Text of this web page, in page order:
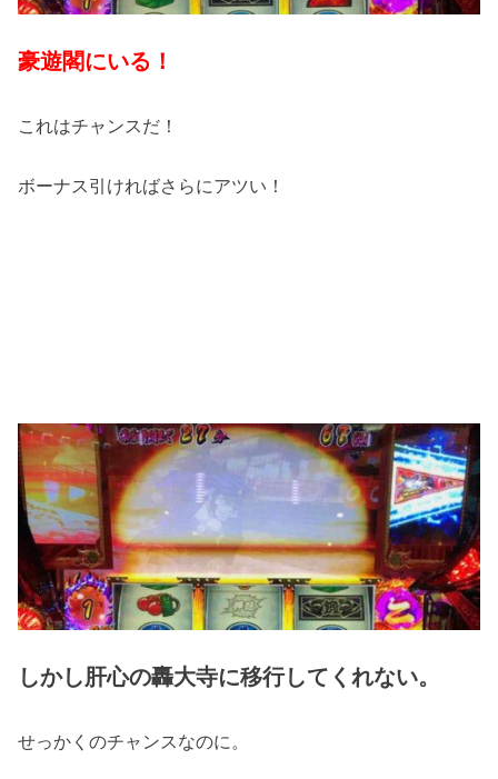
豪遊閣にいる！
これはチャンスだ！
ボーナス引ければさらにアツい！
しかし肝心の轟大寺に移行してくれない。
せっかくのチャンスなのに。